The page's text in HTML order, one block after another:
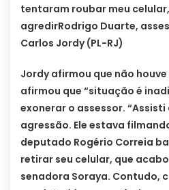
tentaram roubar meu
agredirRodrigo Duarte,
Carlos Jordy (PL-RJ)
Jordy afirmou que não
afirmou que “situação é
exonerar o assessor.
agressão. Ele estava
deputado Rogério Correia
retirar seu celular, que
senadora Soraya. Contudo,